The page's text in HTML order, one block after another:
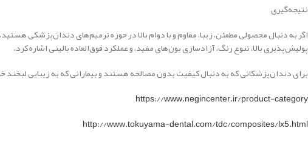
نتیجه‌گیری
اگر به دنبال محصولی مطمئن، زیبا، مقاوم و با دوام بالا در حوزه ترمیم‌های دندان‌پزشکی هستید،
پولیش‌پذیری بالا، تنوع رنگ، آزادسازی یون‌های مفید، و عملکرد فوق‌العاده بالینی اشاره کرد.
برای دندان‌پزشکانی که به دنبال کیفیت بدون مصالحه هستند و بیمارانی که به زیبایی
https://www.negincenter.ir/product-category
http://www.tokuyama-dental.com/tdc/composites/lx5.html